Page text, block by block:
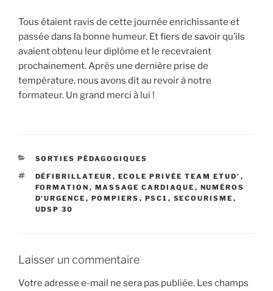
Tous étaient ravis de cette journée enrichissante et
passée dans la bonne humeur. Et fiers de savoir qu’ils
avaient obtenu leur diplôme et le recevraient
prochainement. Après une dernière prise de
température, nous avons dit au revoir à notre
formateur. Un grand merci à lui !
CATÉGORIES
SORTIES PÉDAGOGIQUES
ÉTIQUETTES
DÉFIBRILLATEUR , ECOLE PRIVÉE TEAM ETUD' ,
FORMATION , MASSAGE CARDIAQUE , NUMÉROS
D'URGENCE , POMPIERS , PSC1 , SECOURISME ,
UDSP 30
Laisser un commentaire
Votre adresse e-mail ne sera pas publiée. Les champs